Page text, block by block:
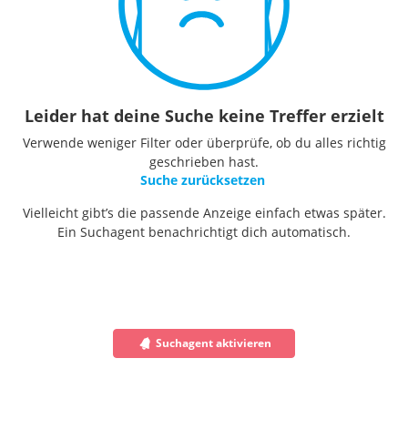
Leider hat deine Suche keine Treffer erzielt
Verwende weniger Filter oder überprüfe, ob du alles richtig
geschrieben hast.
Suche zurücksetzen
Vielleicht gibt’s die passende Anzeige einfach etwas später.
Ein Suchagent benachrichtigt dich automatisch.
Suchagent aktivieren